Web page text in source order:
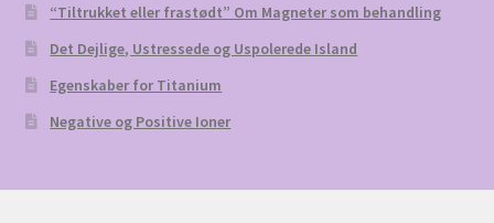
“Tiltrukket eller frastødt” Om Magneter som behandling
Det Dejlige, Ustressede og Uspolerede Island
Egenskaber for Titanium
Negative og Positive Ioner